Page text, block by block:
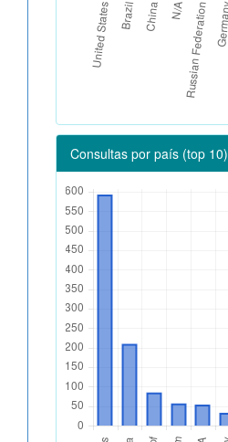
Consultas por país (top 10)